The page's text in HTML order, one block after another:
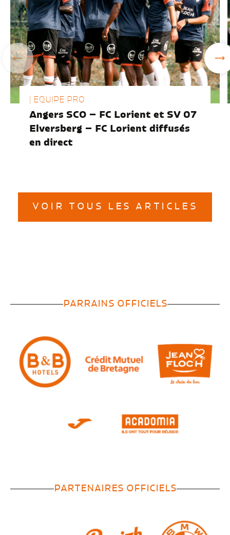
| EQUIPE PRO
Angers SCO – FC Lorient et SV 07
Elversberg – FC Lorient diffusés
en direct
VOIR TOUS LES ARTICLES
PARRAINS OFFICIELS
PARTENAIRES OFFICIELS